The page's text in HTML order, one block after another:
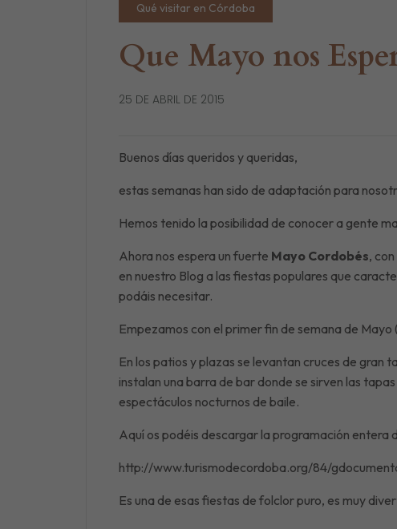
Qué visitar en Córdoba
Que Mayo nos
25 DE ABRIL DE 2015
Buenos días queridos y queridas,
estas semanas han sido de adaptación para
Hemos tenido la posibilidad de conocer a gente
Ahora nos espera un fuerte Mayo Cordobés,
en nuestro Blog a las fiestas populares que
podáis necesitar.
Empezamos con el primer fin de semana de Mayo
En los patios y plazas se levantan cruces de gran
instalan una barra de bar donde se sirven las
espectáculos nocturnos de baile.
Aquí os podéis descargar la programación entera
http://www.turismodecordoba.org/84/
Es una de esas fiestas de folclor puro, es muy